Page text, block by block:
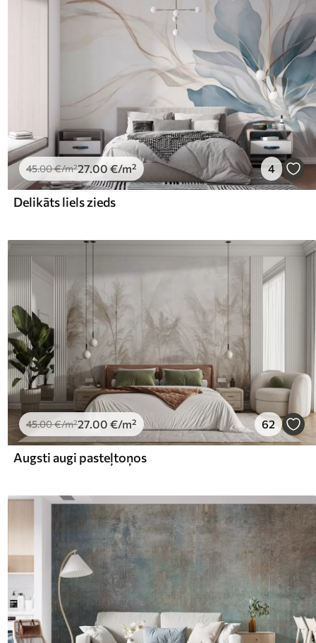
45.00€/m²27.00 €/m² 4
Delikāts liels zieds
45.00€/m²27.00 €/m² 62
Augsti augi pasteļtoņos